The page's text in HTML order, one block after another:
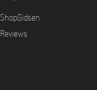
ShopGidsen
Reviews